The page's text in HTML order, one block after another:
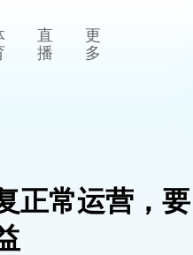
直
播
更
多
正常运营，要